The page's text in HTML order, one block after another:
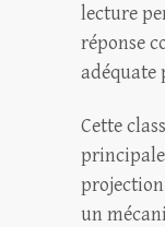
lecture
réponse
adéquate
Cette
un